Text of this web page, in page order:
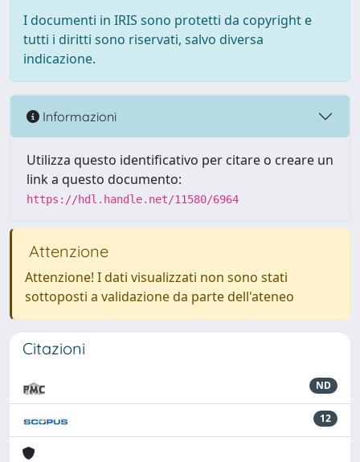
I documenti in IRIS sono protetti da copyright e
tutti i diritti sono riservati, salvo diversa
indicazione.
Informazioni
Utilizza questo identificativo per citare o creare un
link a questo documento:
https://hdl.handle.net/11580/6964
Attenzione
Attenzione! I dati visualizzati non sono stati
sottoposti a validazione da parte dell'ateneo
Citazioni
ND
12